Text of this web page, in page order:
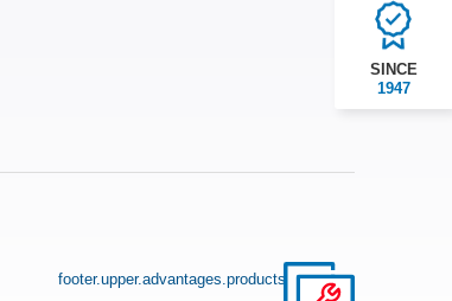
SINCE
1947
footer.upper.advantages.products